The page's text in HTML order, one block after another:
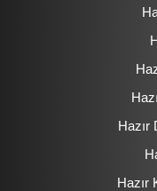
Hazır
Hazır